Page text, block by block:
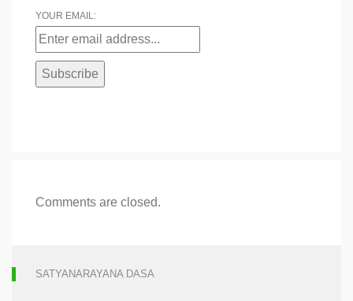
YOUR EMAIL:
Comments are closed.
SATYANARAYANA DASA